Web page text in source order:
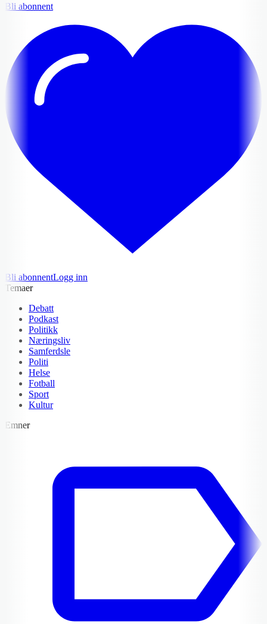
Bli abonnent
Bli abonnentLogg inn
Temaer
Debatt
Podkast
Politikk
Næringsliv
Samferdsle
Politi
Helse
Fotball
Sport
Kultur
Emner